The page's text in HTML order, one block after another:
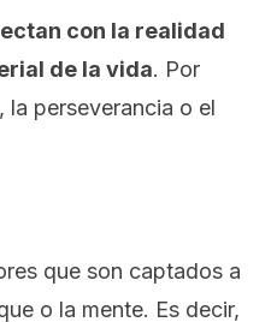
con la realidad
de la vida. Por
la perseverancia o el
que son captados a
o la mente. Es decir,